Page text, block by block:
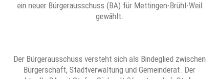
ein neuer Bürgerausschuss (BA) für Mettingen-Brühl-Weil
gewählt.
Der Bürgerausschuss versteht sich als Bindeglied zwischen
Bürgerschaft, Stadtverwaltung und Gemeinderat. Der